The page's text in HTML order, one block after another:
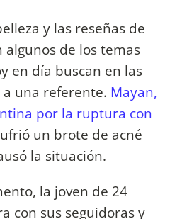
y las reseñas de
de los temas
en día buscan en las
una referente. Mayan,
por la ruptura con
un brote de acné
la situación.
la joven de 24
con sus seguidoras y